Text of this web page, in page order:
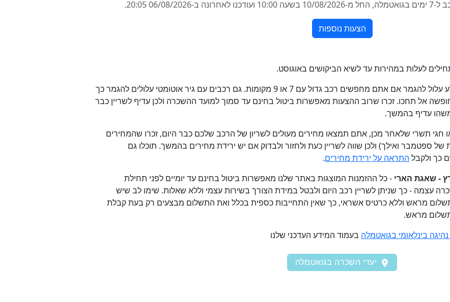
לעלות במהירות עד לשיא הביקושים באוגוסט.
חשוב לא לחכות עם ההזמנה, מכיוון שההיצע עלול להגמר אם אתם מחפשים רכב גדול עם 7 או 9 מקומות. גם רכבים עם גיר אוטומטי עלולים להגמר כך
אל תחכו. זכרו שרוב ההצעות מאפשרות ביטול בחינם עד סמוך למועד ההשכרה ולכן עדיף לשריין כבר
עדיף בהמשך.
תשרי שלאחר מכן, אתם תמצאו מחירים מעולים לשריון של הרכב שלכם כבר היום, זכרו שהמחירים
של ספטמבר ואילך) ולכן שווה לשריין כעת ולחזור ולבדוק אם יש ירידת מחירים בהמשך. תוכלו גם
כך ולקבל התראה על ירידת מחירים.
- שאגת הארי - כל ההזמנות המוצגות באתר שלנו מאפשרות ביטול בחינם עד יומיים לפני תחילת
עצמה - כך שניתן לשריין רכב היום ולבטל במידת הצורך בשירות עצמי וללא שאלות. שימו לב שיש
מראש וללא כרטיס אשראי, כך שאין התחייבות כספית בכלל ואת התשלום מבצעים רק בעת קבלת
מראש.
נהיגה בינלאומי בגואטמלה בעמוד המידע העדכני שלנו
יעדי השכרה בגואטמלה